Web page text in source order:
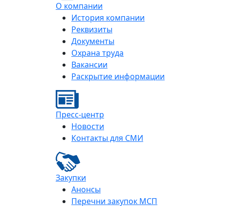
О компании
История компании
Реквизиты
Документы
Охрана труда
Вакансии
Раскрытие информации
Пресс-центр
Новости
Контакты для СМИ
Закупки
Анонсы
Перечни закупок МСП